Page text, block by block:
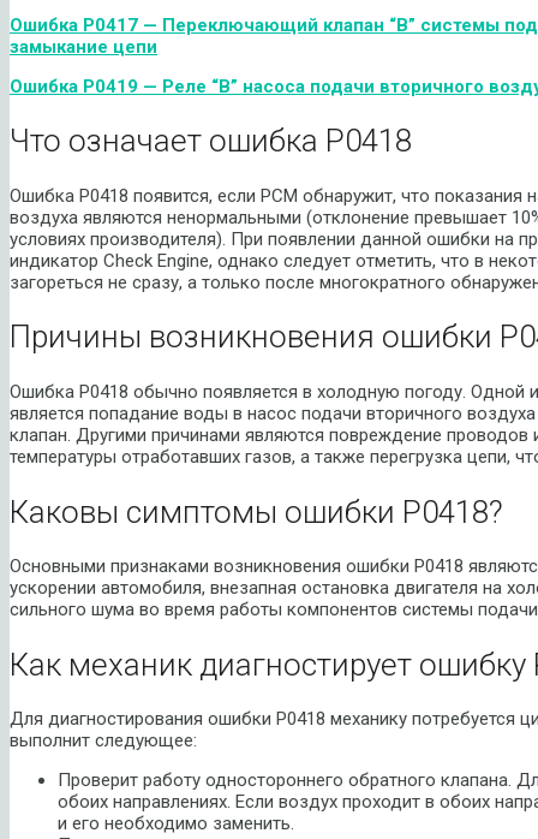
Ошибка P0417 — Переключающий клапан “B” системы
замыкание цепи
Ошибка P0419 — Реле “B” насоса подачи вторичного
Что означает ошибка P0418
Ошибка P0418 появится, если PCM обнаружит, что показания
воздуха являются ненормальными (отклонение превышает
условиях производителя). При появлении данной ошибки на
индикатор Check Engine, однако следует отметить, что в
загореться не сразу, а только после многократного
Причины возникновения ошибки
Ошибка P0418 обычно появляется в холодную погоду. Одной
является попадание воды в насос подачи вторичного
клапан. Другими причинами являются повреждение
температуры отработавших газов, а также перегрузка цепи,
Каковы симптомы ошибки P0418?
Основными признаками возникновения ошибки P0418
ускорении автомобиля, внезапная остановка двигателя на
сильного шума во время работы компонентов системы
Как механик диагностирует ошибку
Для диагностирования ошибки P0418 механику потребуется
выполнит следующее:
Проверит работу одностороннего обратного клапана.
обоих направлениях. Если воздух проходит в обоих
и его необходимо заменить.